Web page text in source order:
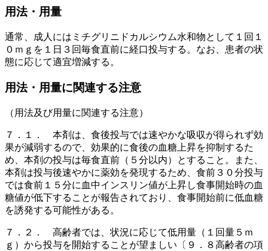
用法・用量
通常、成人にはミチグリニドカルシウム水和物として１回１
０ｍｇを１日３回毎食直前に経口投与する。なお、患者の状
態に応じて適宜増減する。
用法・用量に関連する注意
（用法及び用量に関連する注意）
７．１． 本剤は、食後投与では速やかな吸収が得られず効
果が減弱するので、効果的に食後の血糖上昇を抑制するた
め、本剤の投与は毎食直前（５分以内）とすること。また、
本剤は投与後速やかに薬効を発現するため、食前３０分投与
では食前１５分に血中インスリン値が上昇し食事開始時の血
糖値が低下することが報告されており、食事開始前に低血糖
を誘発する可能性がある。
７．２． 高齢者では、状況に応じて低用量（１回量５ｍ
ｇ）から投与を開始することが望ましい〔９．８高齢者の項